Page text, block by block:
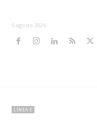
6 agosto 2026
LÍNEA E